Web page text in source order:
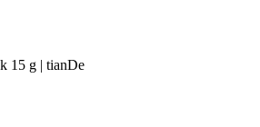
15 g | tianDe